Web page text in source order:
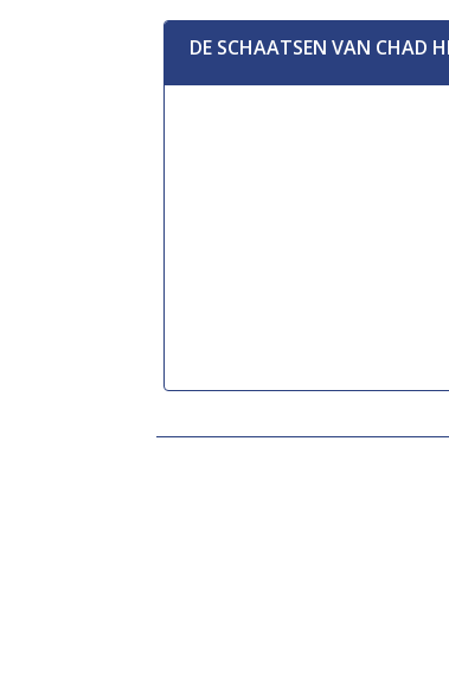
DE SCHAATSEN VAN CHAD